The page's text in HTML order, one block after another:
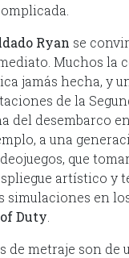
Ryan se
Muchos la
jamás hecha, y
de la
del desembarco
a una
que
artístico y
simulaciones en
Duty
de metraje son de